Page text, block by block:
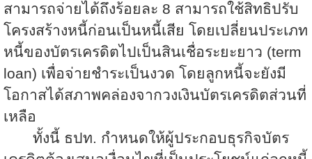
สามารถจ่ายได้ถึงร้อยละ 8 สามารถใช้สิทธิปรับ
โครงสร้างหนี้ก่อนเป็นหนี้เสีย โดยเปลี่ยนประเภท
หนี้ของบัตรเครดิตไปเป็นสินเชื่อระยะยาว (term
loan) เพื่อจ่ายชำระเป็นงวด โดยลูกหนี้จะยังมี
โอกาสได้สภาพคล่องจากวงเงินบัตรเครดิตส่วนที่
เหลือ
ทั้งนี้ ธปท. กำหนดให้ผู้ประกอบธุรกิจบัตร